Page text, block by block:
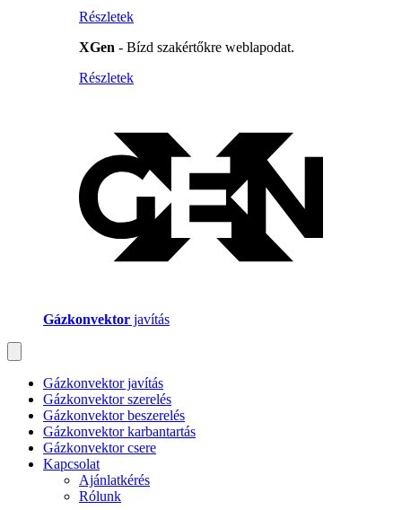
Részletek
XGen - Bízd szakértőkre weblapodat.
Részletek
Gázkonvektor javítás
Gázkonvektor javítás
Gázkonvektor szerelés
Gázkonvektor beszerelés
Gázkonvektor karbantartás
Gázkonvektor csere
Kapcsolat
Ajánlatkérés
Rólunk